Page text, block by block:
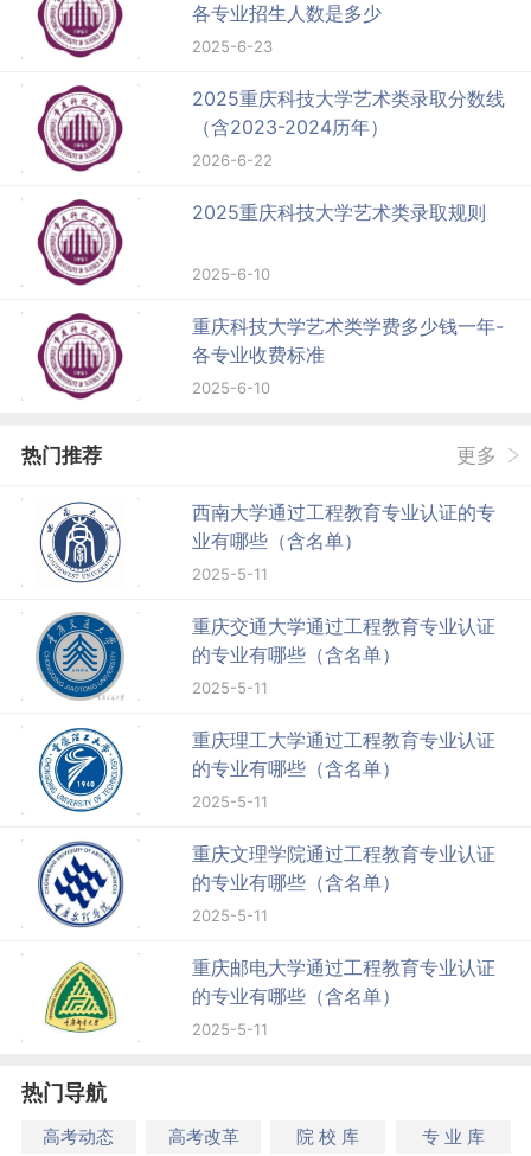
各专业招生人数是多少
2025-6-23
2025重庆科技大学艺术类录取分数线
（含2023-2024历年）
2026-6-22
2025重庆科技大学艺术类录取规则
2025-6-10
重庆科技大学艺术类学费多少钱一年-
各专业收费标准
2025-6-10
热门推荐 更多
西南大学通过工程教育专业认证的专
业有哪些（含名单）
2025-5-11
重庆交通大学通过工程教育专业认证
的专业有哪些（含名单）
2025-5-11
重庆理工大学通过工程教育专业认证
的专业有哪些（含名单）
2025-5-11
重庆文理学院通过工程教育专业认证
的专业有哪些（含名单）
2025-5-11
重庆邮电大学通过工程教育专业认证
的专业有哪些（含名单）
2025-5-11
热门导航
高考动态 高考改革 院 校 库 专 业 库